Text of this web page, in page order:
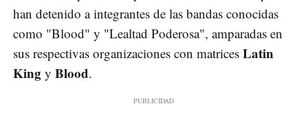
han detenido a integrantes de las bandas conocidas
como "Blood" y "Lealtad Poderosa", amparadas en
sus respectivas organizaciones con matrices Latin
King y Blood.